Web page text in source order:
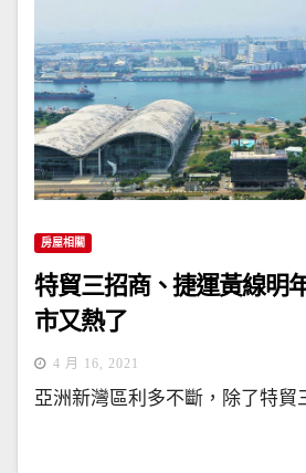
房屋相關
特貿三招商、捷運黃線明
市又熱了
4 月 16, 2021
亞洲新灣區利多不斷，除了特貿